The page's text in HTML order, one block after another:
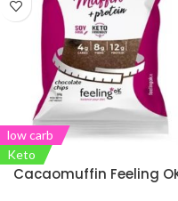
low carb
Keto
Cacaomuffin Feeling